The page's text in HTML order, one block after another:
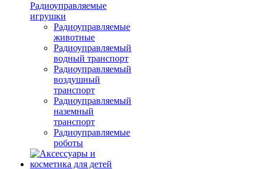
Радиоуправляемые
игрушки
Радиоуправляемые
животные
Радиоуправляемый
водный транспорт
Радиоуправляемый
воздушный
транспорт
Радиоуправляемый
наземный
транспорт
Радиоуправляемые
роботы